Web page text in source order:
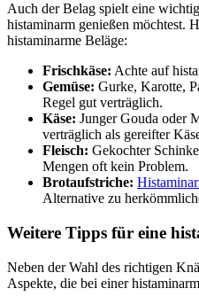
Auch der Belag spielt eine
histaminarm genießen möchtest.
histaminarme Beläge:
Frischkäse: Achte auf
Gemüse: Gurke, Karotte,
Regel gut verträglich.
Käse: Junger Gouda oder
verträglich als gereifter
Fleisch: Gekochter
Mengen oft kein Problem.
Brotaufstriche:
Alternative zu
Weitere Tipps für eine
Neben der Wahl des richtigen
Aspekte, die bei einer